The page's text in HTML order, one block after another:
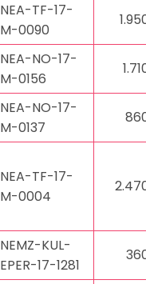
NEA-TF-17-
M-0090
NEA-NO-17-
M-0156
NEA-NO-17-
M-0137
NEA-TF-17-
M-0004
NEMZ-KUL-
EPER-17-1281